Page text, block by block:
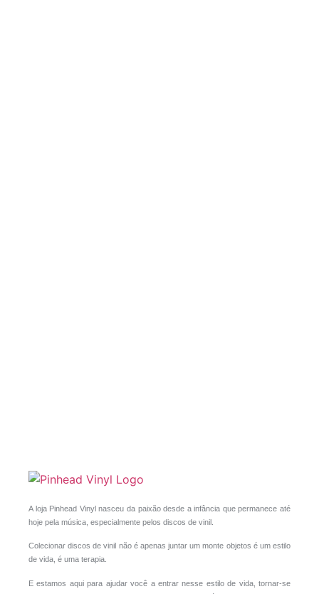
A loja Pinhead Vinyl nasceu da paixão desde a infância que permanece até
hoje pela música, especialmente pelos discos de vinil.
Colecionar discos de vinil não é apenas juntar um monte objetos é um estilo
de vida, é uma terapia.
E estamos aqui para ajudar você a entrar nesse estilo de vida, tornar-se